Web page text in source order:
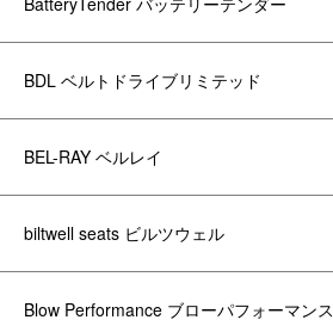
BDL ベルトドライブリミテッド
BEL-RAY ベルレイ
biltwell seats ビルツウェル
Blow Performance ブローパフォーマンス